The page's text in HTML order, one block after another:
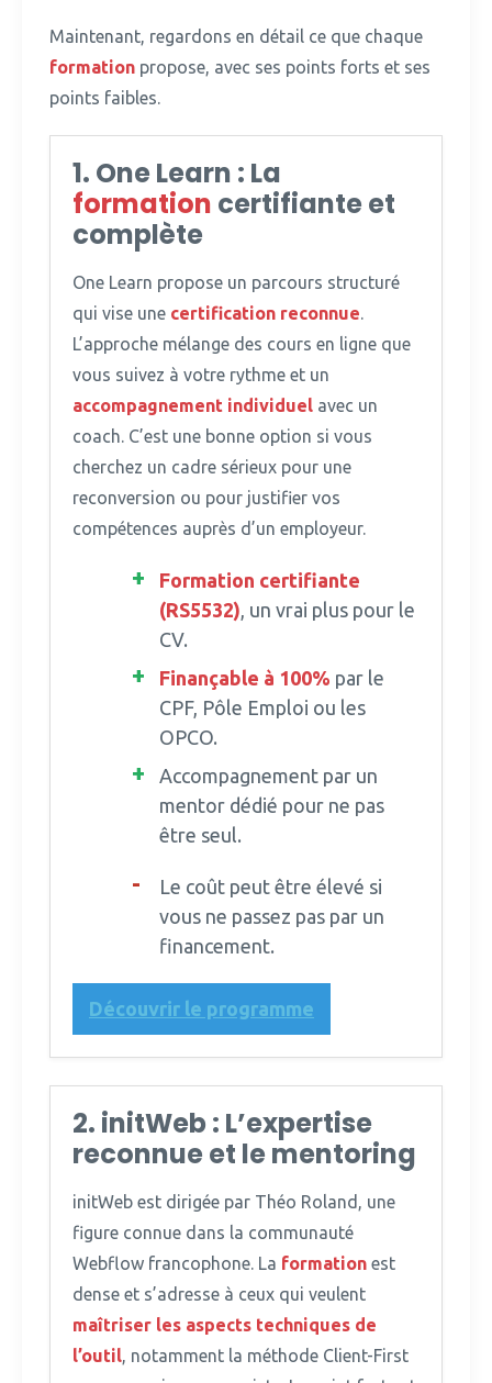
Maintenant, regardons en détail ce que chaque
formation propose, avec ses points forts et ses
points faibles.
1. One Learn : La
formation certifiante et
complète
One Learn propose un parcours structuré
qui vise une certification reconnue.
L’approche mélange des cours en ligne que
vous suivez à votre rythme et un
accompagnement individuel avec un
coach. C’est une bonne option si vous
cherchez un cadre sérieux pour une
reconversion ou pour justifier vos
compétences auprès d’un employeur.
Formation certifiante
(RS5532), un vrai plus pour le
CV.
Finançable à 100% par le
CPF, Pôle Emploi ou les
OPCO.
Accompagnement par un
mentor dédié pour ne pas
être seul.
Le coût peut être élevé si
vous ne passez pas par un
financement.
Découvrir le programme
2. initWeb : L’expertise
reconnue et le mentoring
initWeb est dirigée par Théo Roland, une
figure connue dans la communauté
Webflow francophone. La formation est
dense et s’adresse à ceux qui veulent
maîtriser les aspects techniques de
l’outil, notamment la méthode Client-First